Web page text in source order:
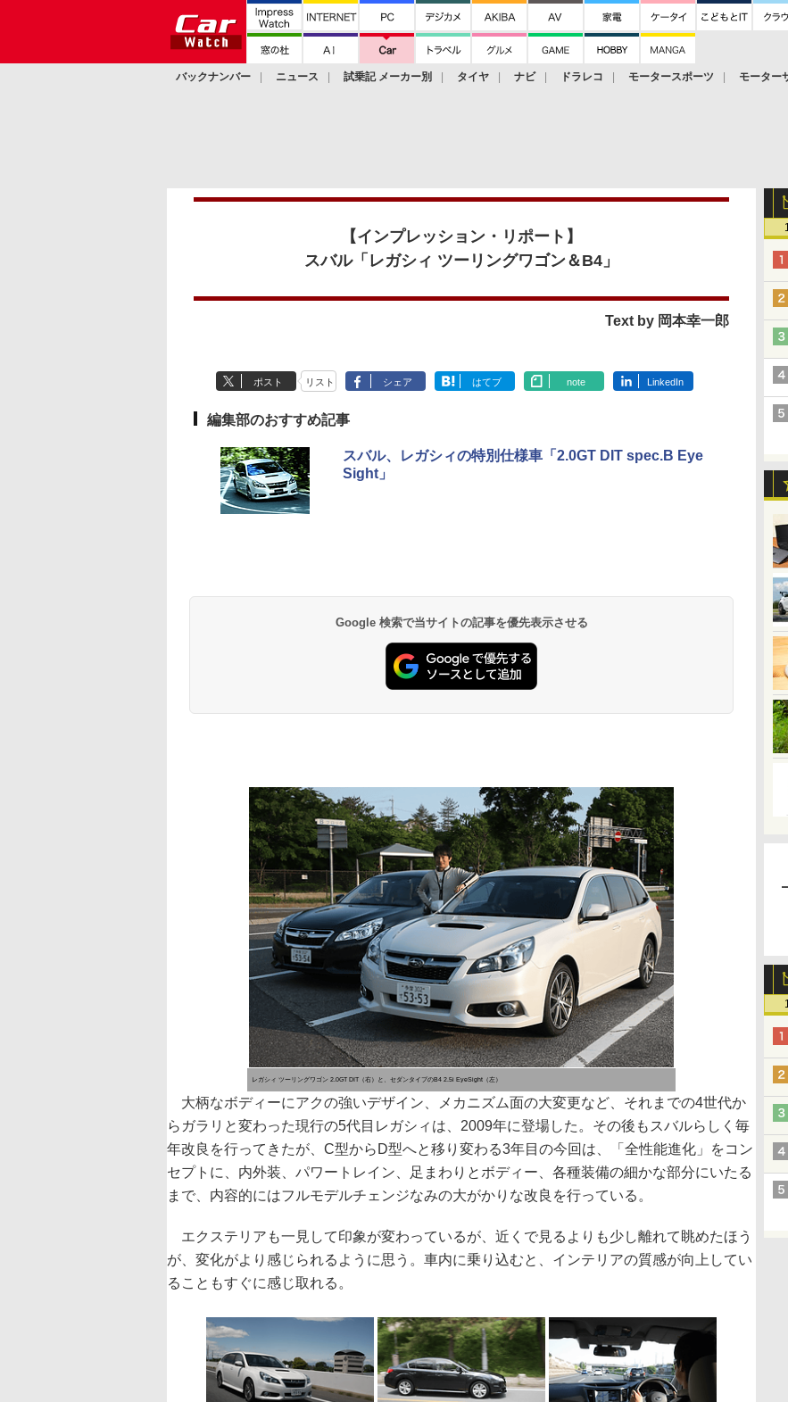
バックナンバー ニュース 試乗記 メーカー別 タイヤ ナビ ドラレコ モータースポーツ モーター
【インプレッション・リポート】
スバル「レガシィ ツーリングワゴン＆B4」
Text by 岡本幸一郎
ポスト リスト シェア はてブ note LinkedIn
編集部のおすすめ記事
スバル、レガシィの特別仕様車「2.0GT DIT spec.B Eye
Sight」
Google 検索で当サイトの記事を優先表示させる
レガシィ ツーリングワゴン 2.0GT DIT（右）と、セダンタイプのB4 2.5i EyeSight（左）
大柄なボディーにアクの強いデザイン、メカニズム面の大変更など、それまでの4世代か
らガラリと変わった現行の5代目レガシィは、2009年に登場した。その後もスバルらしく毎
年改良を行ってきたが、C型からD型へと移り変わる3年目の今回は、「全性能進化」をコン
セプトに、内外装、パワートレイン、足まわりとボディー、各種装備の細かな部分にいたる
まで、内容的にはフルモデルチェンジなみの大がかりな改良を行っている。
エクステリアも一見して印象が変わっているが、近くで見るよりも少し離れて眺めたほう
が、変化がより感じられるように思う。車内に乗り込むと、インテリアの質感が向上してい
ることもすぐに感じ取れる。